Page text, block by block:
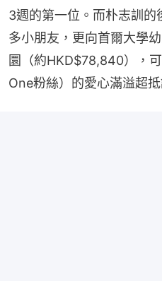
3週的第一位。而朴志訓的
多小朋友，更向首爾大學
圜（約HKD$78,840），
One粉絲）的愛心滿溢超抵